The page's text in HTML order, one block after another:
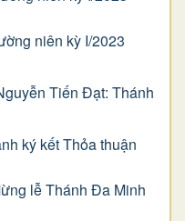
niên kỳ I/2023
Tiến Đạt: Thánh
ký kết Thỏa thuận
lễ Thánh Đa Minh